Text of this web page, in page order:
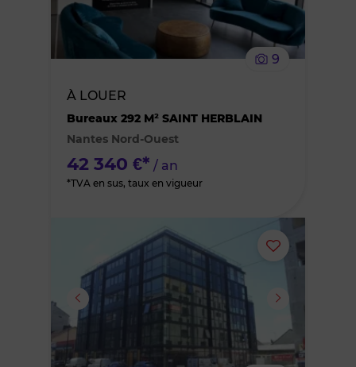
9
À LOUER
Bureaux 292 M² SAINT HERBLAIN
Nantes Nord-Ouest
42 340 €* / an
*TVA en sus, taux en vigueur
Ajouter
supprimer
le